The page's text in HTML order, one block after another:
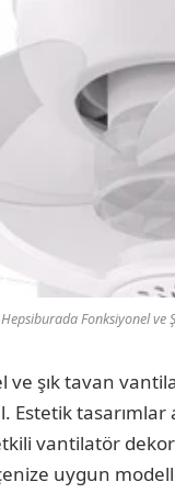
Hepsiburada Fonksiyonel ve
ve şık tavan
tasarımlar
vantilatör
uygun